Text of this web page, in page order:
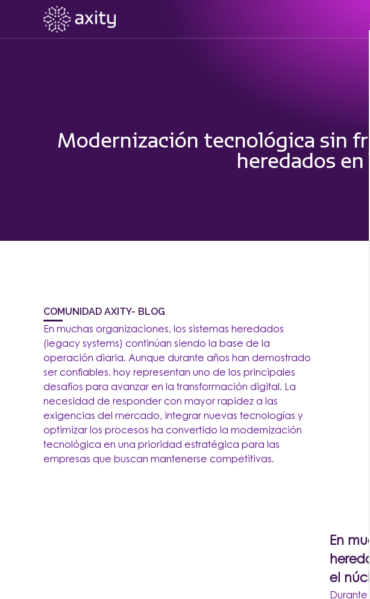
Modernización tecnológica sin
heredados
COMUNIDAD AXITY- BLOG
En muchas organizaciones, los sistemas heredados
(legacy systems) continúan siendo la base de la
operación diaria. Aunque durante años han demostrado
ser confiables, hoy representan uno de los principales
desafíos para avanzar en la transformación digital. La
necesidad de responder con mayor rapidez a las
exigencias del mercado, integrar nuevas tecnologías y
optimizar los procesos ha convertido la modernización
tecnológica en una prioridad estratégica para las
empresas que buscan mantenerse competitivas.
En
el